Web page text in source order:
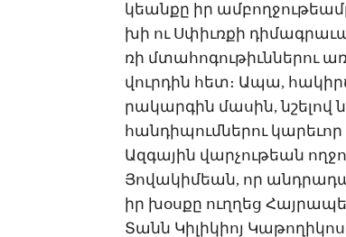
կեան­քը իր
խի ու Ս­փիւռ­քի
ռի մտա­հո­գու­թիւն­նե­րու
վուր­դին հետ։ Ա­պա,
րա­կար­գին մա­սին,
հան­դի­պում­նե­րու կա­րե­ւոր
Ազ­գա­յին վար­չու­թեան
­Յո­վա­կի­մեան, որ
իր խօս­քը ուղ­ղեց
Տանն ­Կի­լի­կիոյ